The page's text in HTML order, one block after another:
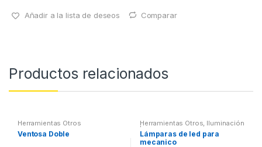
Añadir a la lista de deseos Comparar
Productos relacionados
Herramientas Otros
Ventosa Doble
Herramientas Otros, Iluminación
| Linternas Led
Lámparas de led para
mecanico